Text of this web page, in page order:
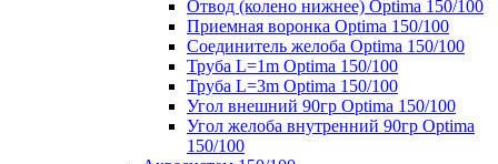
Отвод (колено нижнее) Optima 150/100
Приемная воронка Optima 150/100
Соединитель желоба Optima 150/100
Труба L=1m Optima 150/100
Труба L=3m Optima 150/100
Угол внешний 90гр Optima 150/100
Угол желоба внутренний 90гр Optima
150/100